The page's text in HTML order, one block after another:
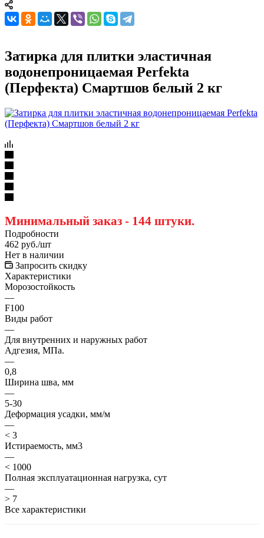
Затирка для плитки эластичная
водонепроницаемая Perfekta
(Перфекта) Смартшов белый 2 кг
Минимальный заказ - 144 штуки.
Подробности
462 руб./шт
Нет в наличии
Запросить скидку
Характеристики
Морозостойкость
—
F100
Виды работ
—
Для внутренних и наружных работ
Адгезия, МПа.
—
0,8
Ширина шва, мм
—
5-30
Деформация усадки, мм/м
—
< 3
Истираемость, мм3
—
< 1000
Полная эксплуатационная нагрузка, сут
—
> 7
Все характеристики